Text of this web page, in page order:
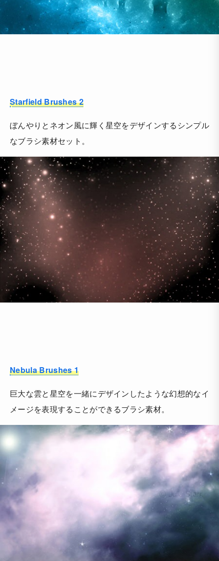
Starfield Brushes 2
ぼんやりとネオン風に輝く星空をデザインするシンプル
なブラシ素材セット。
Nebula Brushes 1
巨大な雲と星空を一緒にデザインしたような幻想的なイ
メージを表現することができるブラシ素材。